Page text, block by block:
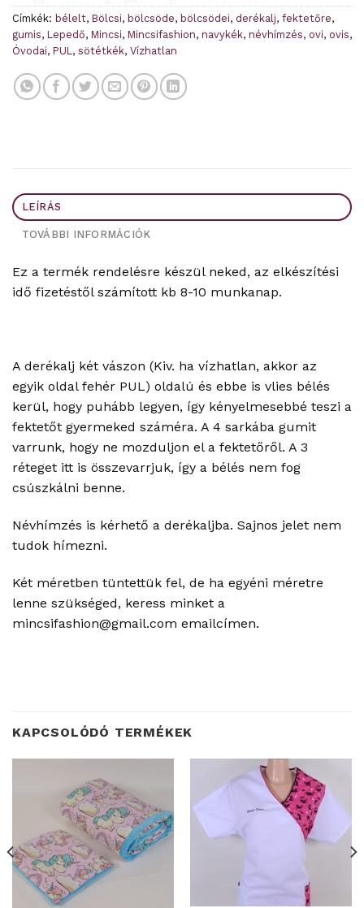
Címkék: bélelt, Bölcsi, bölcsöde, bölcsödei, derékalj, fektetőre,
gumis, Lepedő, Mincsi, Mincsifashion, navykék, névhímzés, ovi, ovis,
Óvodai, PUL , sötétkék, Vízhatlan
LEÍRÁS
TOVÁBBI INFORMÁCIÓK
Ez a termék rendelésre készül neked, az elkészítési
idő fizetéstől számított kb 8-10 munkanap.
A derékalj két vászon (Kiv. ha vízhatlan, akkor az
egyik oldal fehér PUL) oldalú és ebbe is vlies bélés
kerül, hogy puhább legyen, így kényelmesebbé teszi a
fektetőt gyermeked száméra. A 4 sarkába gumit
varrunk, hogy ne mozduljon el a fektetőről. A 3
réteget itt is összevarrjuk, így a bélés nem fog
csúszkálni benne.
Névhímzés is kérhető a derékaljba. Sajnos jelet nem
tudok hímezni.
Két méretben tüntettük fel, de ha egyéni méretre
lenne szükséged, keress minket a
mincsifashion@gmail.com emailcímen.
KAPCSOLÓDÓ TERMÉKEK